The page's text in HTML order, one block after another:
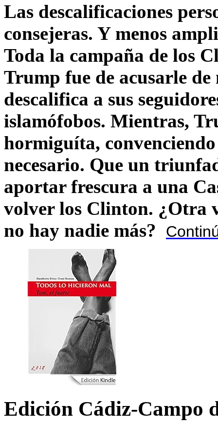
Las descalificaciones
consejeras. Y menos
Toda la campaña de los
Trump fue de acusarle
descalifica a sus
islamófobos. Mientras,
hormiguíta,
necesario. Que un
aportar frescura a una
volver los Clinton. ¿Otra
no hay nadie más?
Edición Cádiz-Campo